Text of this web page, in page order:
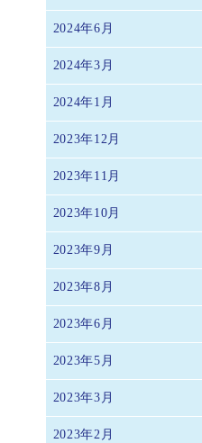
2024年6月
2024年3月
2024年1月
2023年12月
2023年11月
2023年10月
2023年9月
2023年8月
2023年6月
2023年5月
2023年3月
2023年2月